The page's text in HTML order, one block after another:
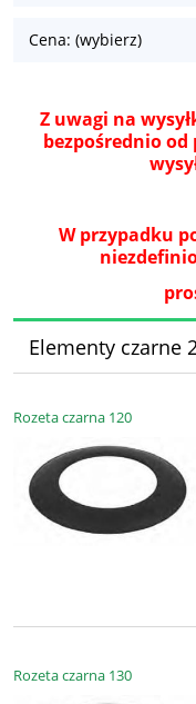
Cena: (wybierz)
Z uwagi na
bezpośrednio
W przypadku
Elementy czarne
Rozeta czarna 120
Rozeta czarna 130